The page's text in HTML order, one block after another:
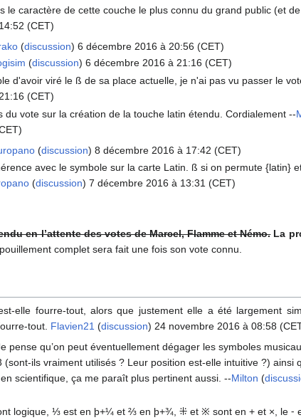
le caractère de cette couche le plus connu du grand public (et
(CET)
(discussion) 6 décembre 2016 à 20:56 (CET)
(discussion) 6 décembre 2016 à 21:16 (CET)
d'avoir viré le ß de sa place actuelle, je n'ai pas vu passer le
(CET)
du vote sur la création de la touche latin étendu. Cordialement --
(discussion) 8 décembre 2016 à 17:42 (CET)
avec le symbole sur la carte Latin. ß si on permute {latin}
(discussion) 7 décembre 2016 à 13:31 (CET)
en l’attente des votes de Marcel, Flamme et Némo. La
complet sera fait une fois son vote connu.
elle fourre-tout, alors que justement elle a été largement
tout. Flavien21 (discussion) 24 novembre 2016 à 08:58
pense qu’on peut éventuellement dégager les symboles
(sont-ils vraiment utilisés ? Leur position est-elle intuitive ?)
scientifique, ça me paraît plus pertinent aussi. --Milton (
logique, ⅓ est en þ+¼ et ⅔ en þ+¾, ⁜ et ※ sont en + et ×, le ⁃